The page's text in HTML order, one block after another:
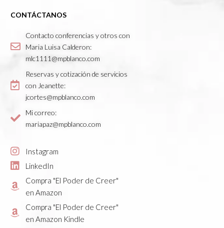
CONTÁCTANOS
Contacto conferencias y otros con
Maria Luisa Calderon:
mlc1111@mpblanco.com
Reservas y cotización de servicios
con Jeanette:
jcortes@mpblanco.com
Mi correo:
mariapaz@mpblanco.com
Instagram
LinkedIn
Compra "El Poder de Creer"
en Amazon
Compra "El Poder de Creer"
en Amazon Kindle